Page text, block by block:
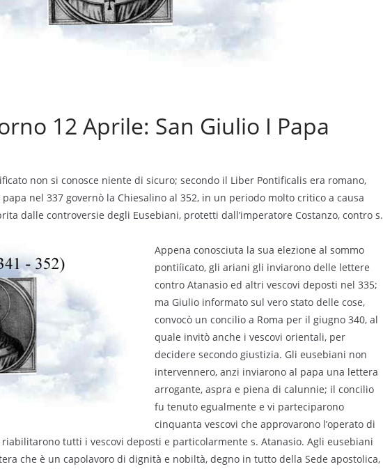
12 Aprile: San Giulio I Papa
non si conosce niente di sicuro; secondo il Liber Pontificalis era romano,
nel 337 governò la Chiesalino al 352, in un periodo molto critico a causa
dalle controversie degli Eusebiani, protetti dall’imperatore Costanzo, contro s.
Appena conosciuta la sua elezione al sommo
pontiíicato, gli ariani gli inviarono delle lettere
contro Atanasio ed altri vescovi deposti nel 335;
ma Giulio informato sul vero stato delle cose,
convocò un concilio a Roma per il giugno 340, al
quale invitò anche i vescovi orientali, per
decidere secondo giustizia. Gli eusebiani non
intervennero, anzi inviarono al papa una lettera
arrogante, aspra e piena di calunnie; il concilio
fu tenuto egualmente e vi parteciparono
cinquanta vescovi che approvarono l’operato di
tutti i vescovi deposti e particolarmente s. Atanasio. Agli eusebiani
che è un capolavoro di dignità e nobiltà, degno in tutto della Sede apostolica,